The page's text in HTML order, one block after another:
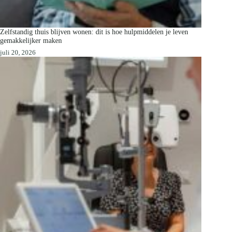
Zelfstandig thuis blijven wonen: dit is hoe hulpmiddelen je leven
gemakkelijker maken
juli 20, 2026